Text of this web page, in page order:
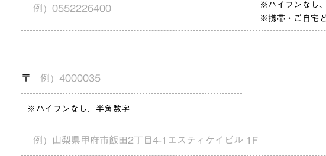
※ハイフンなし
※携帯・ご自宅
〒
※ハイフンなし、半角数字